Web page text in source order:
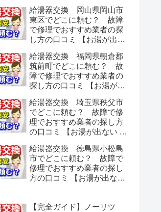
給湯器交換 岡山県岡山市
東区でどこに頼む？ 故障
で修理でおすすめ業者の探
し方の口コミ 【お湯が出な
給湯器交換 福岡県朝倉郡
筑前町でどこに頼む？ 故
障で修理でおすすめ業者の
探し方の口コミ 【お湯が出
給湯器交換 埼玉県秩父市
でどこに頼む？ 故障で修
理でおすすめ業者の探し方
の口コミ 【お湯が出ない 水
給湯器交換 徳島県小松島
市でどこに頼む？ 故障で
修理でおすすめ業者の探し
方の口コミ 【お湯が出ない
【完全ガイド】ノーリツ